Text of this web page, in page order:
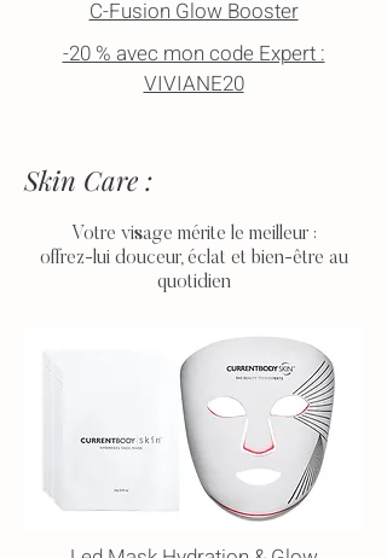
C-Fusion Glow Booster
-20 % avec mon code Expert :
VIVIANE20
Skin Care :
Votre visage mérite le meilleur :
offrez-lui douceur, éclat et bien-être au
quotidien